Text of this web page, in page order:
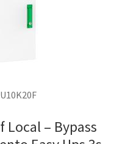
Local – Bypass